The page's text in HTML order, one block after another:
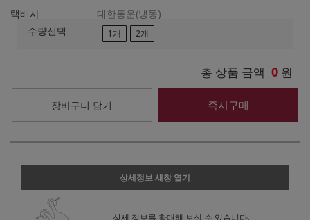
택배사
대한통운(냉동)
수량선택
1개 2개
총 상품 금액 0 원
장바구니 담기 즉시구매
상세정보 새창 열기
상세 정보를 확대해 보실 수 있습니다.